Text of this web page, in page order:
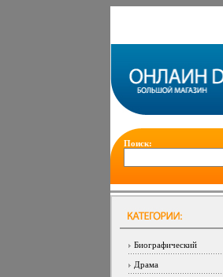
Поиск:
Биографический
Драма